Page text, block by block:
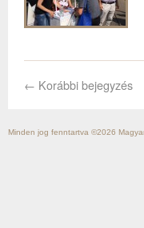
← Korábbi bejegyzés
Minden jog fenntartva ©2026